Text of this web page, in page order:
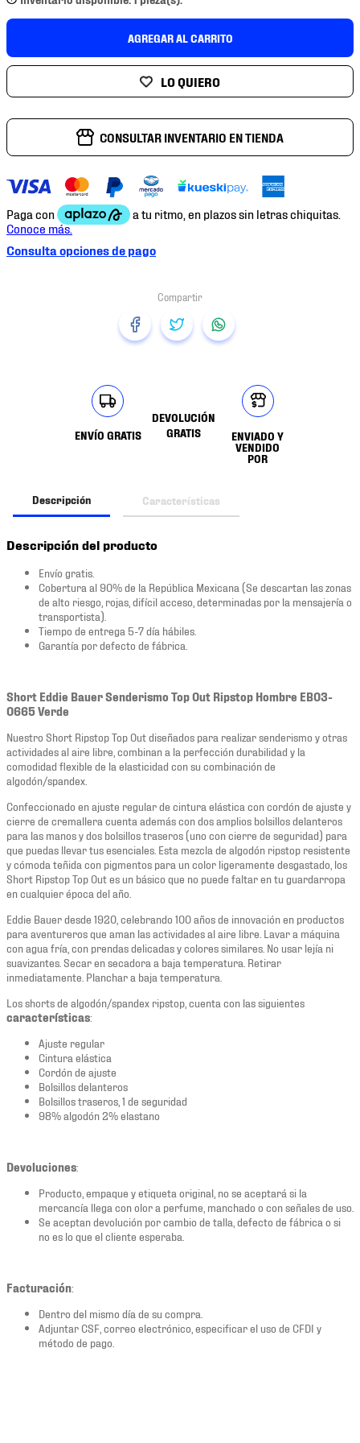
AGREGAR AL CARRITO
CONSULTAR INVENTARIO EN TIENDA
Consulta opciones de pago
ENVÍO GRATIS
DEVOLUCIÓN
GRATIS
ENVIADO Y
VENDIDO
POR
Descripción Características
Descripción del producto
Envío gratis.
Cobertura al 90% de la República Mexicana (Se descartan las zonas
de alto riesgo, rojas, difícil acceso, determinadas por la mensajería o
transportista).
Tiempo de entrega 5-7 día hábiles.
Garantía por defecto de fábrica.
Short Eddie Bauer Senderismo Top Out Ripstop Hombre EB03-
0665 Verde
Nuestro Short Ripstop Top Out diseñados para realizar senderismo y otras
actividades al aire libre, combinan a la perfección durabilidad y la
comodidad flexible de la elasticidad con su combinación de
algodón/spandex.
Confeccionado en ajuste regular de cintura elástica con cordón de ajuste y
cierre de cremallera cuenta además con dos amplios bolsillos delanteros
para las manos y dos bolsillos traseros (uno con cierre de seguridad) para
que puedas llevar tus esenciales. Esta mezcla de algodón ripstop resistente
y cómoda teñida con pigmentos para un color ligeramente desgastado, los
Short Ripstop Top Out es un básico que no puede faltar en tu guardarropa
en cualquier época del año.
Eddie Bauer desde 1920, celebrando 100 años de innovación en productos
para aventureros que aman las actividades al aire libre. Lavar a máquina
con agua fría, con prendas delicadas y colores similares. No usar lejía ni
suavizantes. Secar en secadora a baja temperatura. Retirar
inmediatamente. Planchar a baja temperatura.
Los shorts de algodón/spandex ripstop, cuenta con las siguientes
características:
Ajuste regular
Cintura elástica
Cordón de ajuste
Bolsillos delanteros
Bolsillos traseros, 1 de seguridad
98% algodón 2% elastano
Devoluciones:
Producto, empaque y etiqueta original, no se aceptará si la
mercancía llega con olor a perfume, manchado o con señales de uso.
Se aceptan devolución por cambio de talla, defecto de fábrica o si
no es lo que el cliente esperaba.
Facturación:
Dentro del mismo día de su compra.
Adjuntar CSF, correo electrónico, especificar el uso de CFDI y
método de pago.
7.
mochilas
9.
tenis niño